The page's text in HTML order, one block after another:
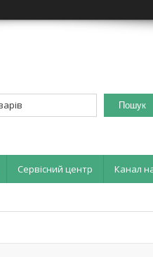
Пошук
Сервісний центр Канал